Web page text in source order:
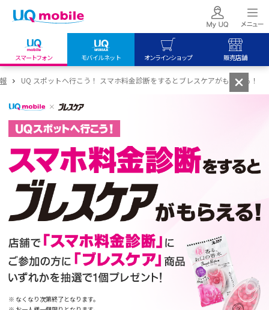
スマートフォン モバイルネット オンラインショップ 販売店舗
my UQ WiMAX
My UQ mobile
UQ mobile ご契約の方
UQ mobile
データチャージサイト
UQ mobile
UQ WiMAX
オンラインショップ
UQ mobile
UQ WiMAX
販売店舗
UQ スポットへ行こう！ スマホ料金診断をするとブレスケアがもらえる！
なくなり次第終了となります。